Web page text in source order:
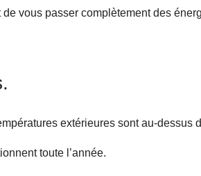
vous passer complètement des
extérieures sont au-dessus
toute l’année.